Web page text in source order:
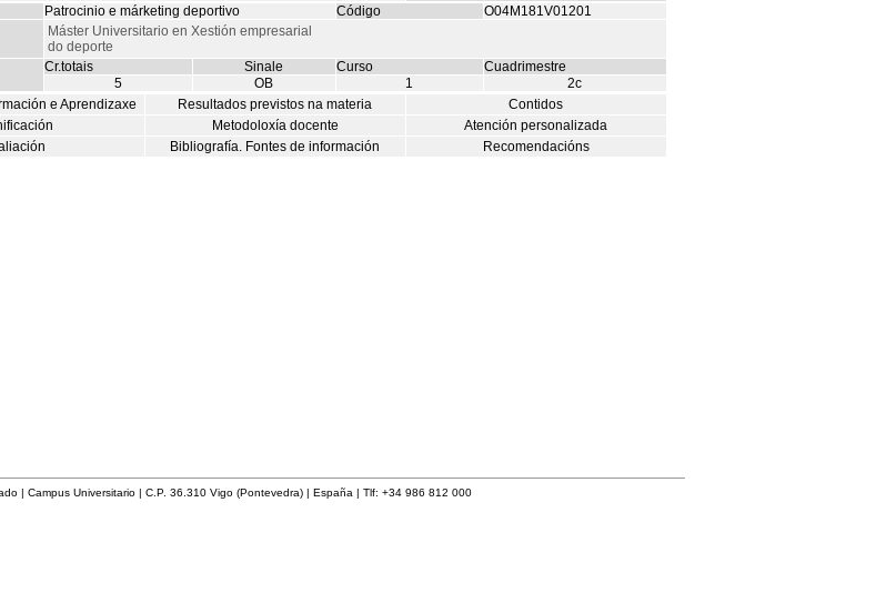
Patrocinio e márketing deportivo Código
O04M181V01201
Máster Universitario en Xestión empresarial
do deporte
Cr.totais Sinale Curso
Cuadrimestre
5
OB 1
2c
e Aprendizaxe
Resultados previstos na materia
Contidos
Metodoloxía docente
Atención personalizada
Bibliografía. Fontes de información Recomendacións
Universitario | C.P. 36.310 Vigo (Pontevedra) | España | Tlf: +34 986 812 000